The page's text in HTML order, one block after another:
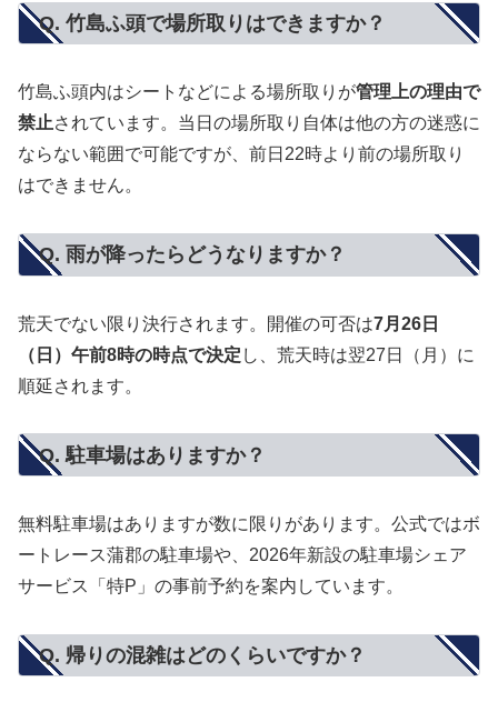
Q. 竹島ふ頭で場所取りはできますか？
竹島ふ頭内はシートなどによる場所取りが管理上の理由で
禁止されています。当日の場所取り自体は他の方の迷惑に
ならない範囲で可能ですが、前日22時より前の場所取り
はできません。
Q. 雨が降ったらどうなりますか？
荒天でない限り決行されます。開催の可否は7月26日
（日）午前8時の時点で決定 し、荒天時は翌27日（月）に
順延されます。
Q. 駐車場はありますか？
無料駐車場はありますが数に限りがあります。公式ではボ
ートレース蒲郡の駐車場や、2026年新設の駐車場シェア
サービス「特P」の事前予約を案内しています。
Q. 帰りの混雑はどのくらいですか？